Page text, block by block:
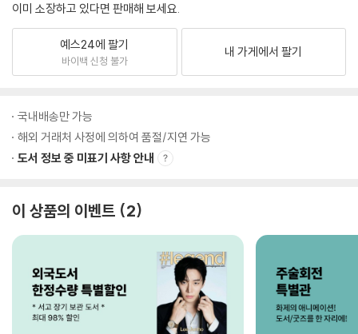
이미 소장하고 있다면 판매해 보세요.
예스24에 팔기
바이백 신청 불가
내 가게에서 팔기
국내배송만 가능
해외 거래처 사정에 의하여 품절/지연 가능
도서 정보 중 미표기 사항 안내
이 상품의 이벤트 2